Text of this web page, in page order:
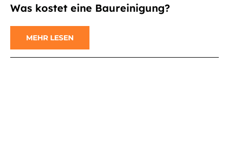
Was kostet eine Baureinigung?
MEHR LESEN